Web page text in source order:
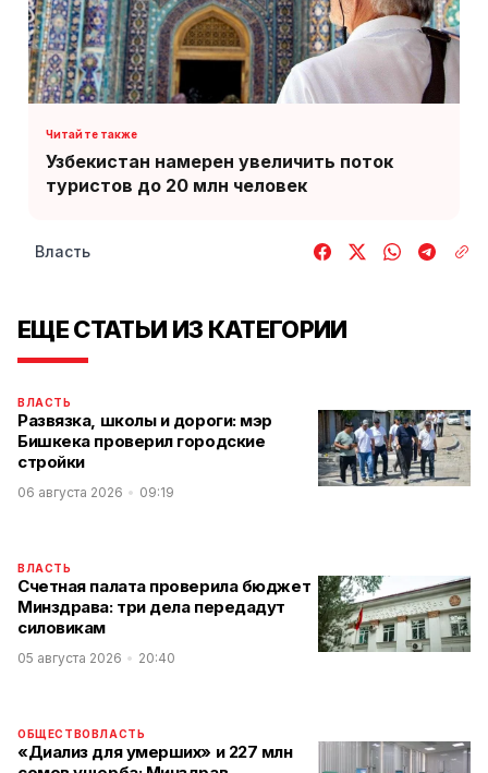
Узбекистан намерен увеличить поток
туристов до 20 млн человек
Власть
ЕЩЕ СТАТЬИ ИЗ КАТЕГОРИИ
ВЛАСТЬ
Развязка, школы и дороги: мэр
Бишкека проверил городские
стройки
06 августа 2026 09:19
ВЛАСТЬ
Счетная палата проверила бюджет
Минздрава: три дела передадут
силовикам
05 августа 2026 20:40
ОБЩЕСТВОВЛАСТЬ
«Диализ для умерших» и 227 млн